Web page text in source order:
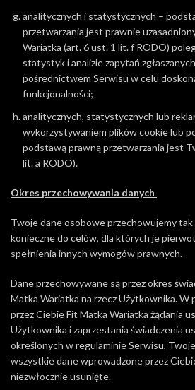
analitycznych i statystycznych –
przetwarzania jest prawnie
Wariatka (art. 6 ust. 1 lit. f RODO)
statystyk i analizie zapytań
pośrednictwem Serwisu w celu
funkcjonalności;
analitycznych, statystycznych lub
wykorzystywaniem plików cookie lub
podstawą prawną przetwarzania jest
lit. a RODO).
Okres przechowywania danych
Twoje dane osobowe przechowujemy tak
konieczne do celów, dla których je
spełnienia innych wymogów prawnych.
Dane przechowywane są przez okres
Matka Wariatka na rzecz Użytkownika. W
przez Ciebie Fit Matka Wariatka żądania
Użytkownika i zaprzestania świadczenia
określonych w regulaminie Serwisu,
wszystkie dane wprowadzone przez
niezwłocznie usunięte.